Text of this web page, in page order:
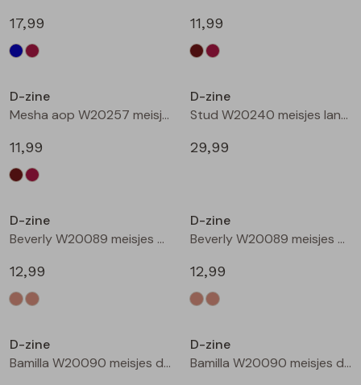
17,99
11,99
D-zine
Mesha aop W20257 meisjes t-shirts lange mouw Wijnrood
11,99
D-zine
Stud W20240 meisjes lange broek Denim grey
29,99
D-zine
Beverly W20089 meisjes T-shirt korte mouw Ecru
12,99
D-zine
Beverly W20089 meisjes T-shirt korte mouw Ecru melee
12,99
D-zine
Bamilla W20090 meisjes denim jack Kit
D-zine
Bamilla W20090 meisjes denim jack Bruin